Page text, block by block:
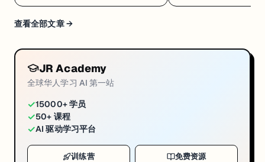
查看全部文章 →
JR Academy
全球华人学习 AI 第一站
✓15000+ 学员
✓50+ 课程
✓AI 驱动学习平台
训练营 免费资源